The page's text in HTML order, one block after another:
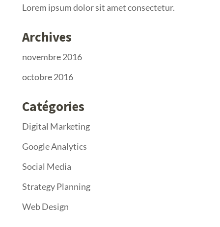
Lorem ipsum dolor sit amet consectetur.
Archives
novembre 2016
octobre 2016
Catégories
Digital Marketing
Google Analytics
Social Media
Strategy Planning
Web Design